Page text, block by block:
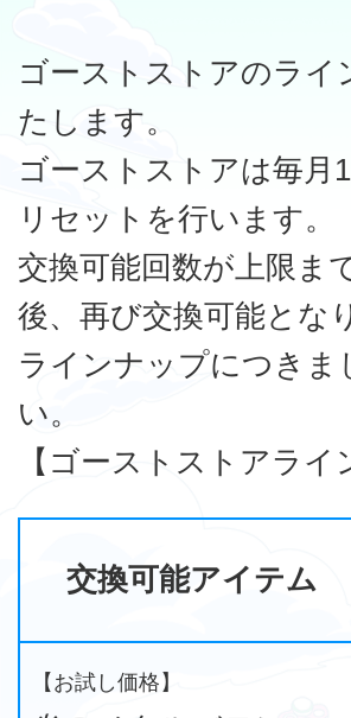
ゴーストストアのラ
たします。
ゴーストストアは毎月
リセットを行います。
交換可能回数が上限ま
後、再び交換可能とな
ラインナップにつき
い。
【ゴーストストアライ
交換可能アイテム
【お試し価格】